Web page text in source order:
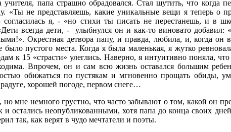
папа страшно обрадовался. Стал шутить, что когда
«Ты не представляешь, какие уникальные вещи я теперь о
я, - «но стихи ты писать не перестанешь, и в
всегда дети, -
улыбнулся он и как-то виновато
Окрестная детвора папу, и правда, любила, и, когда он
пустого места. Когда я была маленькая, я жутко
к 15 «страсти» улеглись. Наверно, я интуитивно поняла, что
Впрочем, он и сам всю жизнь оставался большим
обижаться по пустякам и мгновенно прощать обиды,
хорошей погоде, первом снеге…
но мне немного грустно, что часто забывают о том, какой он
остались неопубликованными, хотя папа до конца своих
так, как верят в чудо мечтатели и поэты.